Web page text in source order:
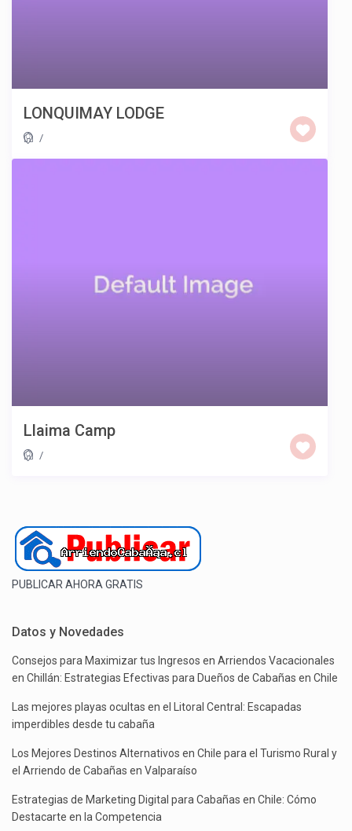
LONQUIMAY LODGE
/
Llaima Camp
/
PUBLICAR AHORA GRATIS
Datos y Novedades
Consejos para Maximizar tus Ingresos en Arriendos Vacacionales
en Chillán: Estrategias Efectivas para Dueños de Cabañas en Chile
Las mejores playas ocultas en el Litoral Central: Escapadas
imperdibles desde tu cabaña
Los Mejores Destinos Alternativos en Chile para el Turismo Rural y
el Arriendo de Cabañas en Valparaíso
Estrategias de Marketing Digital para Cabañas en Chile: Cómo
Destacarte en la Competencia